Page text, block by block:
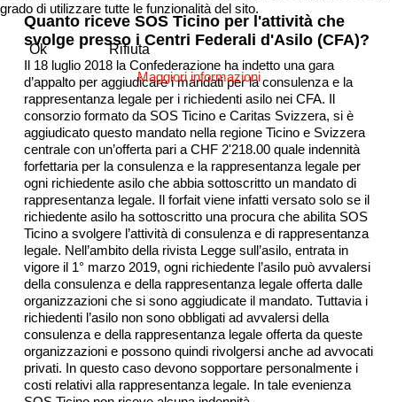
Quanto riceve SOS Ticino per l'attività che
svolge presso i Centri Federali d'Asilo (CFA)?
Il 18 luglio 2018 la Confederazione ha indetto una gara
d’appalto per aggiudicare i mandati per la consulenza e la
rappresentanza legale per i richiedenti asilo nei CFA. Il
consorzio formato da SOS Ticino e Caritas Svizzera, si è
aggiudicato questo mandato nella regione Ticino e Svizzera
centrale con un’offerta pari a CHF 2'218.00 quale indennità
forfettaria per la consulenza e la rappresentanza legale per
ogni richiedente asilo che abbia sottoscritto un mandato di
rappresentanza legale. Il forfait viene infatti versato solo se il
richiedente asilo ha sottoscritto una procura che abilita SOS
Ticino a svolgere l’attività di consulenza e di rappresentanza
legale. Nell’ambito della rivista Legge sull’asilo, entrata in
vigore il 1° marzo 2019, ogni richiedente l’asilo può avvalersi
della consulenza e della rappresentanza legale offerta dalle
organizzazioni che si sono aggiudicate il mandato. Tuttavia i
richiedenti l’asilo non sono obbligati ad avvalersi della
consulenza e della rappresentanza legale offerta da queste
organizzazioni e possono quindi rivolgersi anche ad avvocati
privati. In questo caso devono sopportare personalmente i
costi relativi alla rappresentanza legale. In tale evenienza
grado di utilizzare tutte le funzionalità del sito.
Ok
Rifiuta
Maggiori informazioni